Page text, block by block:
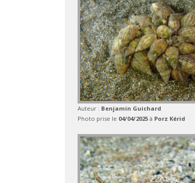
Auteur : Benjamin Guichard
Photo prise le 04/04/2025à Porz Kérid